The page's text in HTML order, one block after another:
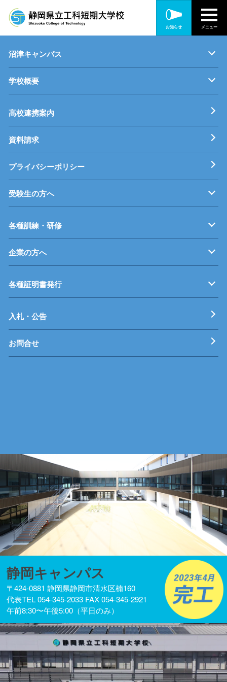
お知らせ メニュー
静岡キャンパス
キャンパス紹介
機械・制御技術科
電気技術科
建築設備科
沼津キャンパス
キャンパス紹介
機械・生産技術科
電子情報技術科
情報技術科
学校概要
基本理念
校長挨拶
すうじでみる静岡県立工科短期大学校
工科短大評価委員会
高校連携案内
資料請求
プライバシーポリシー
受験生の方へ
募集要項
オープンキャンパス
受験料等
高校連携案内
各種訓練・研修
企業従業員の方へ
再就職を考えている方へ
障がいのある方へ
企業の方へ
事業主推薦について
インターンシップについて
学生の求人について
各種証明書発行
工科短期大学校
技術専門校
ガス溶接技能講習
各種特別教育
入札・公告
お問合せ
静岡キャンパス
〒424-0881 静岡県静岡市清水区楠160
代表TEL 054-345-2033 FAX 054-345-2921
午前8:30〜午後5:00（平日のみ）